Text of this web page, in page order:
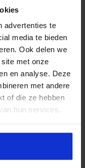
advertenties te
media te bieden
Ook delen we
met onze
en analyse. Deze
met andere
of die ze hebben
hun services.